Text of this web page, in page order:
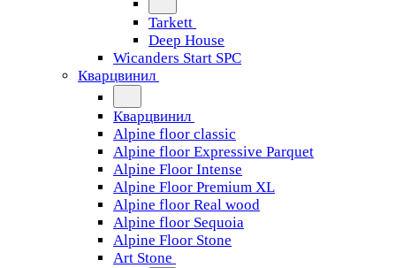
Tarkett
Deep House
Wicanders Start SPC
Кварцвинил
Кварцвинил
Alpine floor classic
Alpine floor Expressive Parquet
Alpine Floor Intense
Alpine Floor Premium XL
Alpine floor Real wood
Alpine floor Sequoia
Alpine Floor Stone
Art Stone